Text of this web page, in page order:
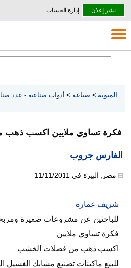
نشر إعلان إدارة الحساب
المبوبة > صناعة > أدوات صناعية - عدد
فكرة تساوي ملايين اكسب
الفارس جروب
مصر البيرة في 11/11/2011
شريف عمارة
للباحثين عن مشروعات صغيرة ومربحة
فكرة تساوي ملايين
اكسب ذهب من فضلات الخشب
للبيع ماكينات تصنيع مشابك